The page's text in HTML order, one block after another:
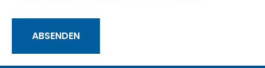
ABSENDEN